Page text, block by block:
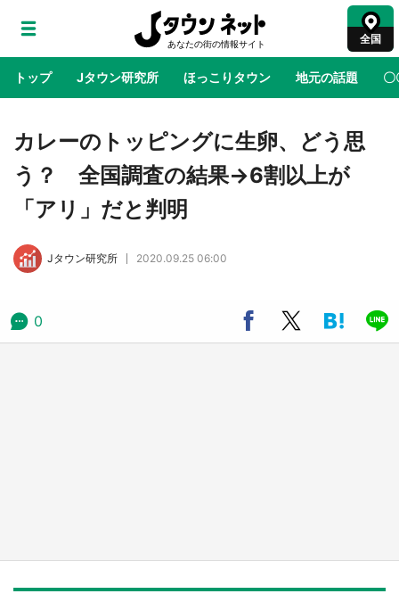
全国
トップ Jタウン研究所 ほっこりタウン 地元の話題 〇
地域×二次元 絶景 あの時はありがとう 物語がはじ
ラプラス・ダークネスが栃木県を征服！？ 県
公式プロモ動画で「聖地」が生産されてます
の「猫猫像」も【8／1～10／26】
カレーのトッピングに生卵、どう思
う？ 全国調査の結果→6割以上が
「アリ」だと判明
Jタウン研究所 2020.09.25 06:00
0